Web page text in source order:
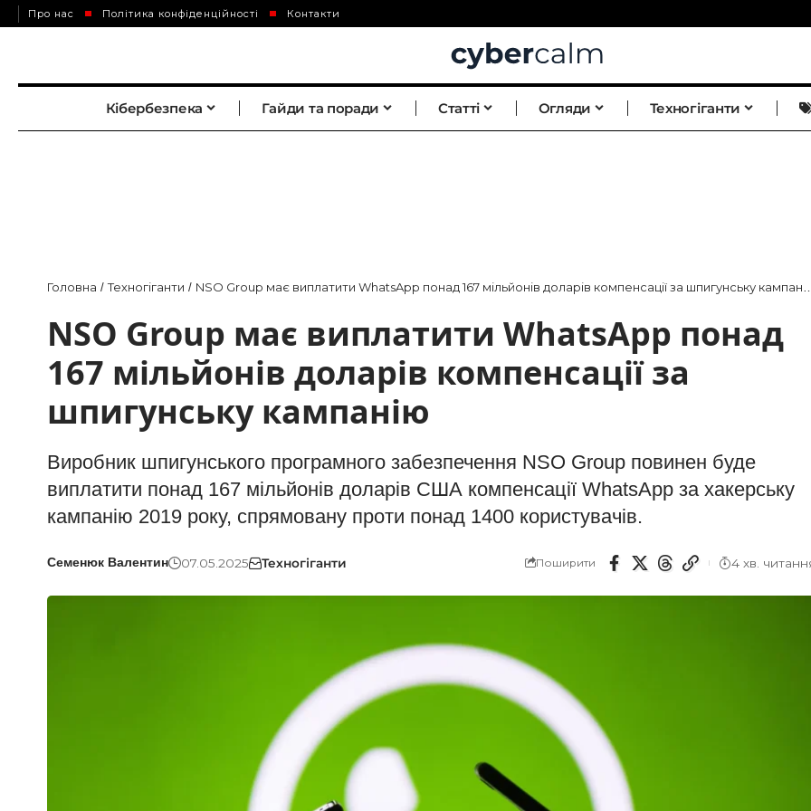
Про нас Політика конфіденційності Контакти
Кібербезпека Гайди та поради Статті Огляди Техногіганти
Головна /Техногіганти / NSO Group має виплатити WhatsApp понад 167 мільйонів доларів компенсації за шпигунську кампанію
NSO Group має виплатити WhatsApp понад
167 мільйонів доларів компенсації за
шпигунську кампанію
Виробник шпигунського програмного забезпечення NSO Group повинен буде
виплатити понад 167 мільйонів доларів США компенсації WhatsApp за хакерську
кампанію 2019 року, спрямовану проти понад 1400 користувачів.
Семенюк Валентин 07.05.2025 Техногіганти Поширити 4 хв.